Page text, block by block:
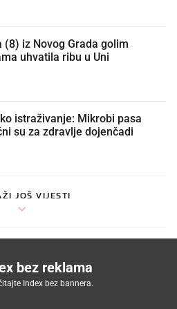
(8) iz Novog Grada golim
uhvatila ribu u Uni
istraživanje: Mikrobi pasa
su za zdravlje dojenčadi
JOŠ VIJESTI
bez reklama
Index bez bannera.